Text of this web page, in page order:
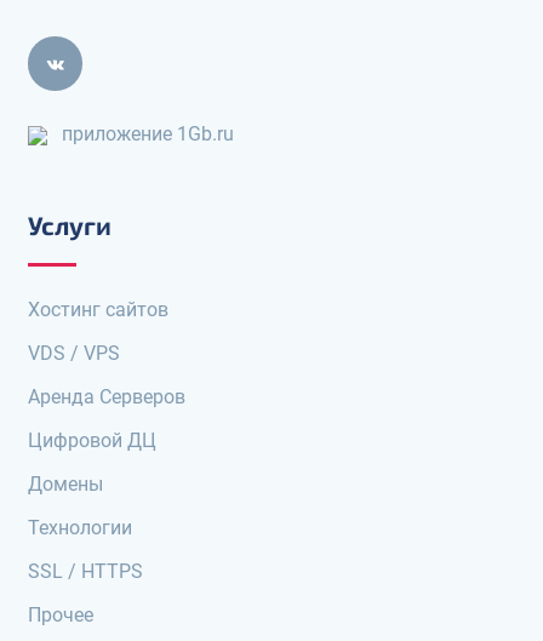
приложение 1Gb.ru
Услуги
Хостинг сайтов
VDS / VPS
Аренда Серверов
Цифровой ДЦ
Домены
Технологии
SSL / HTTPS
Прочее